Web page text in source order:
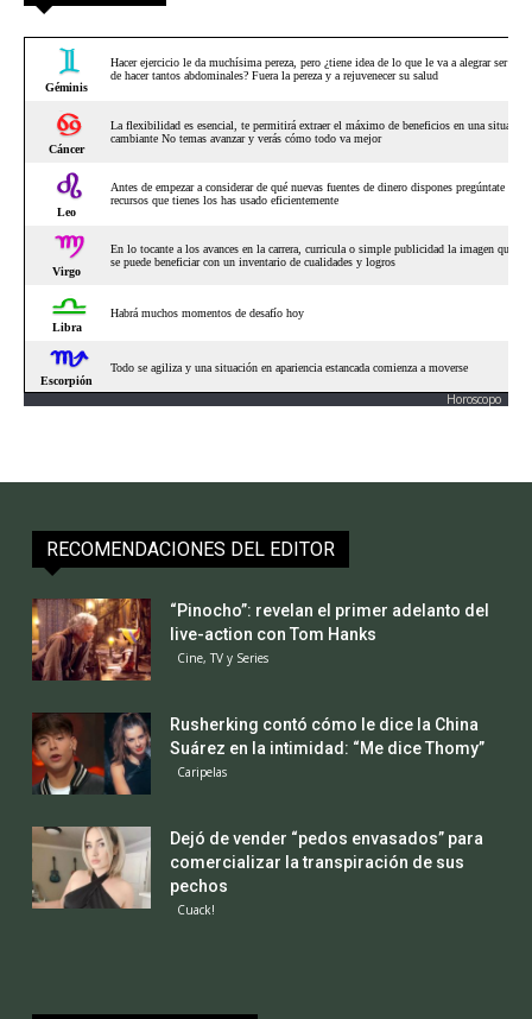
Horoscopo
RECOMENDACIONES DEL EDITOR
“Pinocho”: revelan el primer adelanto del
live-action con Tom Hanks
Cine, TV y Series
Rusherking contó cómo le dice la China
Suárez en la intimidad: “Me dice Thomy”
Caripelas
Dejó de vender “pedos envasados” para
comercializar la transpiración de sus
pechos
Cuack!